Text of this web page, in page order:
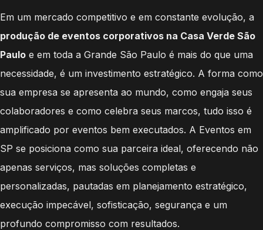
Em um mercado competitivo e em constante evolução, a
produção de eventos corporativos na Casa Verde São
Paulo e em toda a Grande São Paulo é mais do que uma
necessidade, é um investimento estratégico. A forma como
sua empresa se apresenta ao mundo, como engaja seus
colaboradores e como celebra seus marcos, tudo isso é
amplificado por eventos bem executados. A Eventos em
SP se posiciona como sua parceira ideal, oferecendo não
apenas serviços, mas soluções completas e
personalizadas, pautadas em planejamento estratégico,
execução impecável, sofisticação, segurança e um
profundo compromisso com resultados.